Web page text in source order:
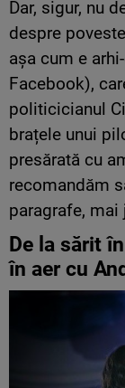
Dar, sigur, nu
despre
așa cum e
Facebook),
politicicianul
brațele unui
presărată cu
recomandăm
paragrafe, mai
De la sărit
în aer cu